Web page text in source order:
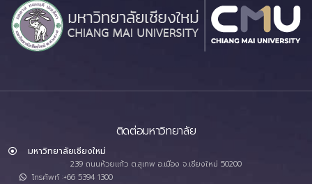
ติดต่อมหาวิทยาลัย
มหาวิทยาลัยเชียงใหม่
239 ถนนห้วยแก้ว ต.สุเทพ อ.เมือง จ.เชียงใหม่ 50200
โทรศัพท์ :+66 5394 1300